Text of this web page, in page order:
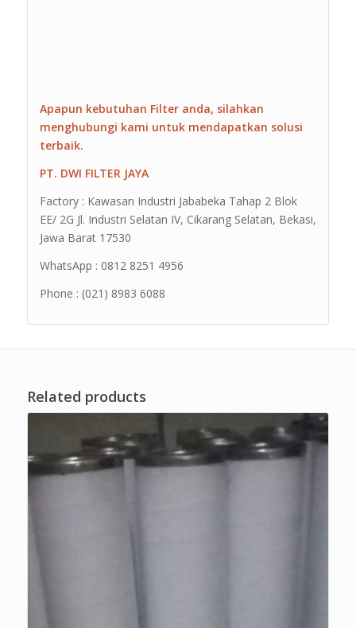
Apapun kebutuhan Filter anda, silahkan
menghubungi kami untuk mendapatkan solusi
terbaik.
PT. DWI FILTER JAYA
Factory : Kawasan Industri Jababeka Tahap 2 Blok
EE/ 2G Jl. Industri Selatan IV, Cikarang Selatan, Bekasi,
Jawa Barat 17530
WhatsApp : 0812 8251 4956
Phone : (021) 8983 6088
Related products